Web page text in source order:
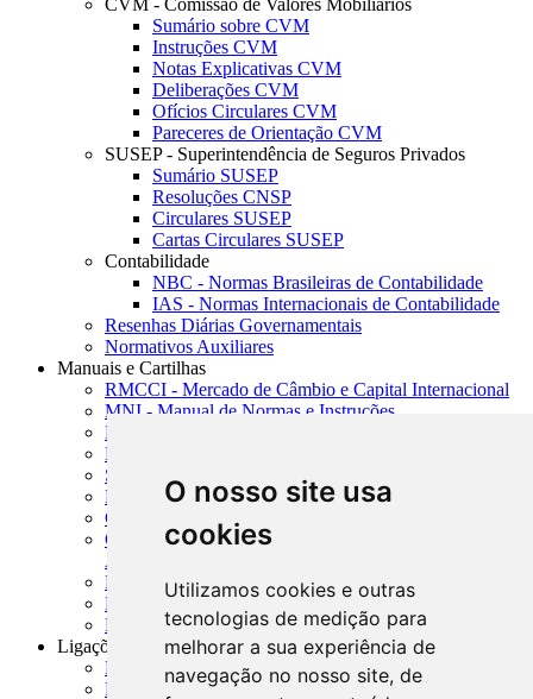
O nosso site usa
cookies
Utilizamos cookies e outras
tecnologias de medição para
melhorar a sua experiência de
navegação no nosso site, de
CVM - Comissão de Valores Mobiliários
Sumário sobre CVM
Instruções CVM
Notas Explicativas CVM
Deliberações CVM
Ofícios Circulares CVM
Pareceres de Orientação CVM
SUSEP - Superintendência de Seguros Privados
Sumário SUSEP
Resoluções CNSP
Circulares SUSEP
Cartas Circulares SUSEP
Contabilidade
NBC - Normas Brasileiras de Contabilidade
IAS - Normas Internacionais de Contabilidade
Resenhas Diárias Governamentais
Normativos Auxiliares
Manuais e Cartilhas
RMCCI - Mercado de Câmbio e Capital Internacional
MNI - Manual de Normas e Instruções
MTVM - Manual de Títulos e Valores Mobiliários
MCR - Manual de Crédito Rural
SISORF - Manual de Organização do SFN
MASUP - Manual de Supervisão Bancária
CADOC - Catálogo de Documentos
CNAE-CONCLA - Classificação Nacional de
Atividades Econômicas
PMF - Cartilhas do BCB
Manuais Auxiliares do BCB e Cosif-e
Resenhas Diárias Governamentais
Ligações Externas
Links Úteis
Presidência da República